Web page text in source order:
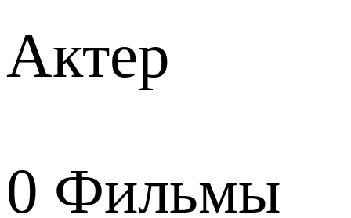
Актер
0 Фильмы